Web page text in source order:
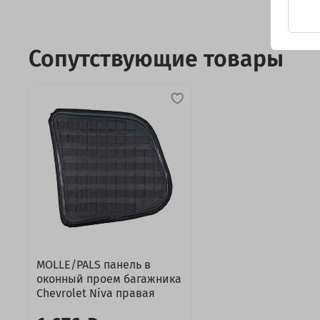
Сопутствующие товары
MOLLE/PALS панель в
оконный проем багажника
Chevrolet Niva правая